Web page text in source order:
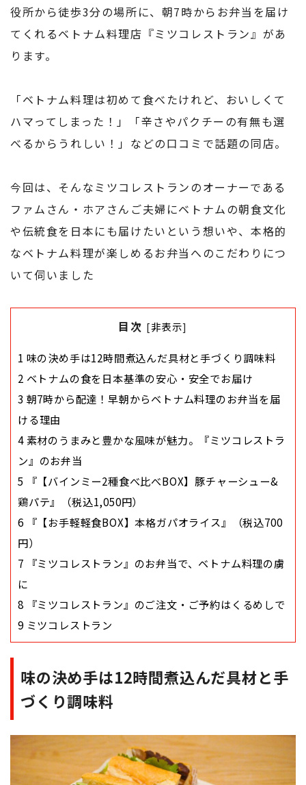
役所から徒歩3分の場所に、朝7時からお弁当を届け
てくれるベトナム料理店『ミツコレストラン』があ
ります。
「ベトナム料理は初めて食べたけれど、おいしくて
ハマってしまった！」「辛さやパクチーの有無も選
べるからうれしい！」などの口コミで話題の同店。
今回は、そんなミツコレストランのオーナーである
ファムさん・ホアさんご夫婦にベトナムの朝食文化
や伝統食を日本にも届けたいという想いや、本格的
なベトナム料理が楽しめるお弁当へのこだわりにつ
いて伺いました
目次 [非表示]
1 味の決め手は12時間煮込んだ具材と手づくり調味料
2 ベトナムの食を日本基準の安心・安全でお届け
3 朝7時から配達！早朝からベトナム料理のお弁当を届
ける理由
4素材のうまみと豊かな風味が魅力。『ミツコレストラ
ン』のお弁当
5 『【バインミー2種食べ比べBOX】豚チャーシュー&
鶏パテ』（税込1,050円）
6 『【お手軽軽食BOX】本格ガパオライス』（税込700
円）
7 『ミツコレストラン』のお弁当で、ベトナム料理の虜
に
8 『ミツコレストラン』のご注文・ご予約はくるめしで
9ミツコレストラン
味の決め手は12時間煮込んだ具材と手
づくり調味料